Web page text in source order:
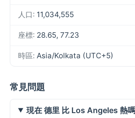
人口: 11,034,555
座標: 28.65, 77.23
時區: Asia/Kolkata (UTC+5)
常見問題
現在 德里 比 Los Angeles 熱